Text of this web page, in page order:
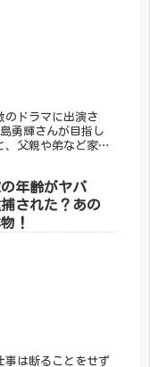
のドラマに出演さ
勇輝さんが目指し
、父親や弟など家族
年齢がヤバ
された？あの
！
事は断ることをせず